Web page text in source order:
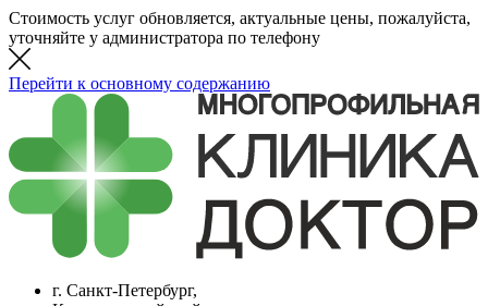
Стоимость услуг обновляется, актуальные цены, пожалуйста,
уточняйте у администратора по телефону
Перейти к основному содержанию
г. Санкт-Петербург,